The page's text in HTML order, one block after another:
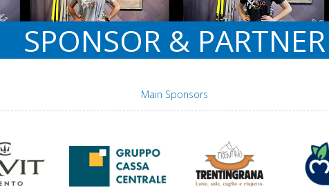
SPONSOR & PARTNER
Main Sponsors